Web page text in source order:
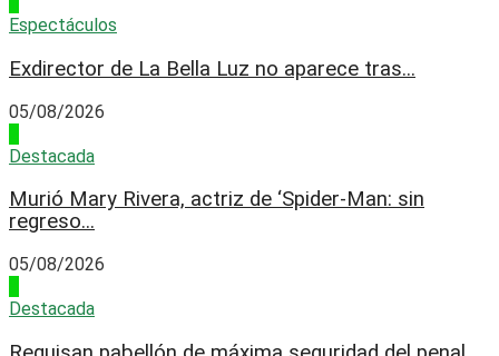
Espectáculos
Exdirector de La Bella Luz no aparece tras...
05/08/2026
Destacada
Murió Mary Rivera, actriz de ‘Spider-Man: sin
regreso...
05/08/2026
Destacada